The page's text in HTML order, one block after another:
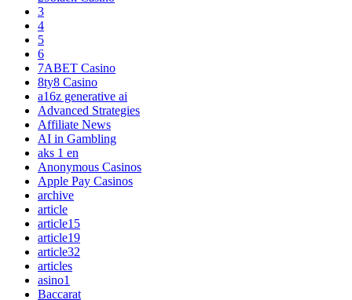
3
4
5
6
7ABET Casino
8ty8 Casino
a16z generative ai
Advanced Strategies
Affiliate News
AI in Gambling
aks 1 en
Anonymous Casinos
Apple Pay Casinos
archive
article
article15
article19
article32
articles
asino1
Baccarat